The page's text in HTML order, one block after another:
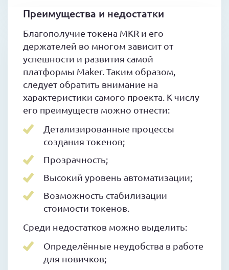
Преимущества и недостатки
Благополучие токена MKR и его
держателей во многом зависит от
успешности и развития самой
платформы Maker. Таким образом,
следует обратить внимание на
характеристики самого проекта. К числу
его преимуществ можно отнести:
Детализированные процессы
создания токенов;
Прозрачность;
Высокий уровень автоматизации;
Возможность стабилизации
стоимости токенов.
Среди недостатков можно выделить:
Определённые неудобства в работе
для новичков;